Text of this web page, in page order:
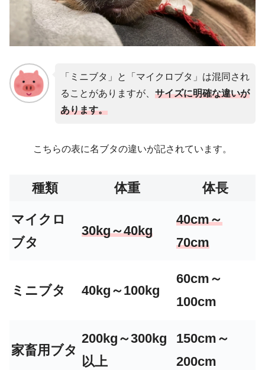
「ミニブタ」と「マイクロブタ」は混同され
ることがありますが、 サイズに明確な違いが
あります。
こちらの表に名ブタの違いが記されています。
種類 体重 体長
マイクロ
ブタ
30kg～40kg
40cm～
70cm
ミニブタ 40kg～100kg
60cm～
100cm
家畜用ブタ
200kg～300kg
以上
150cm～
200cm